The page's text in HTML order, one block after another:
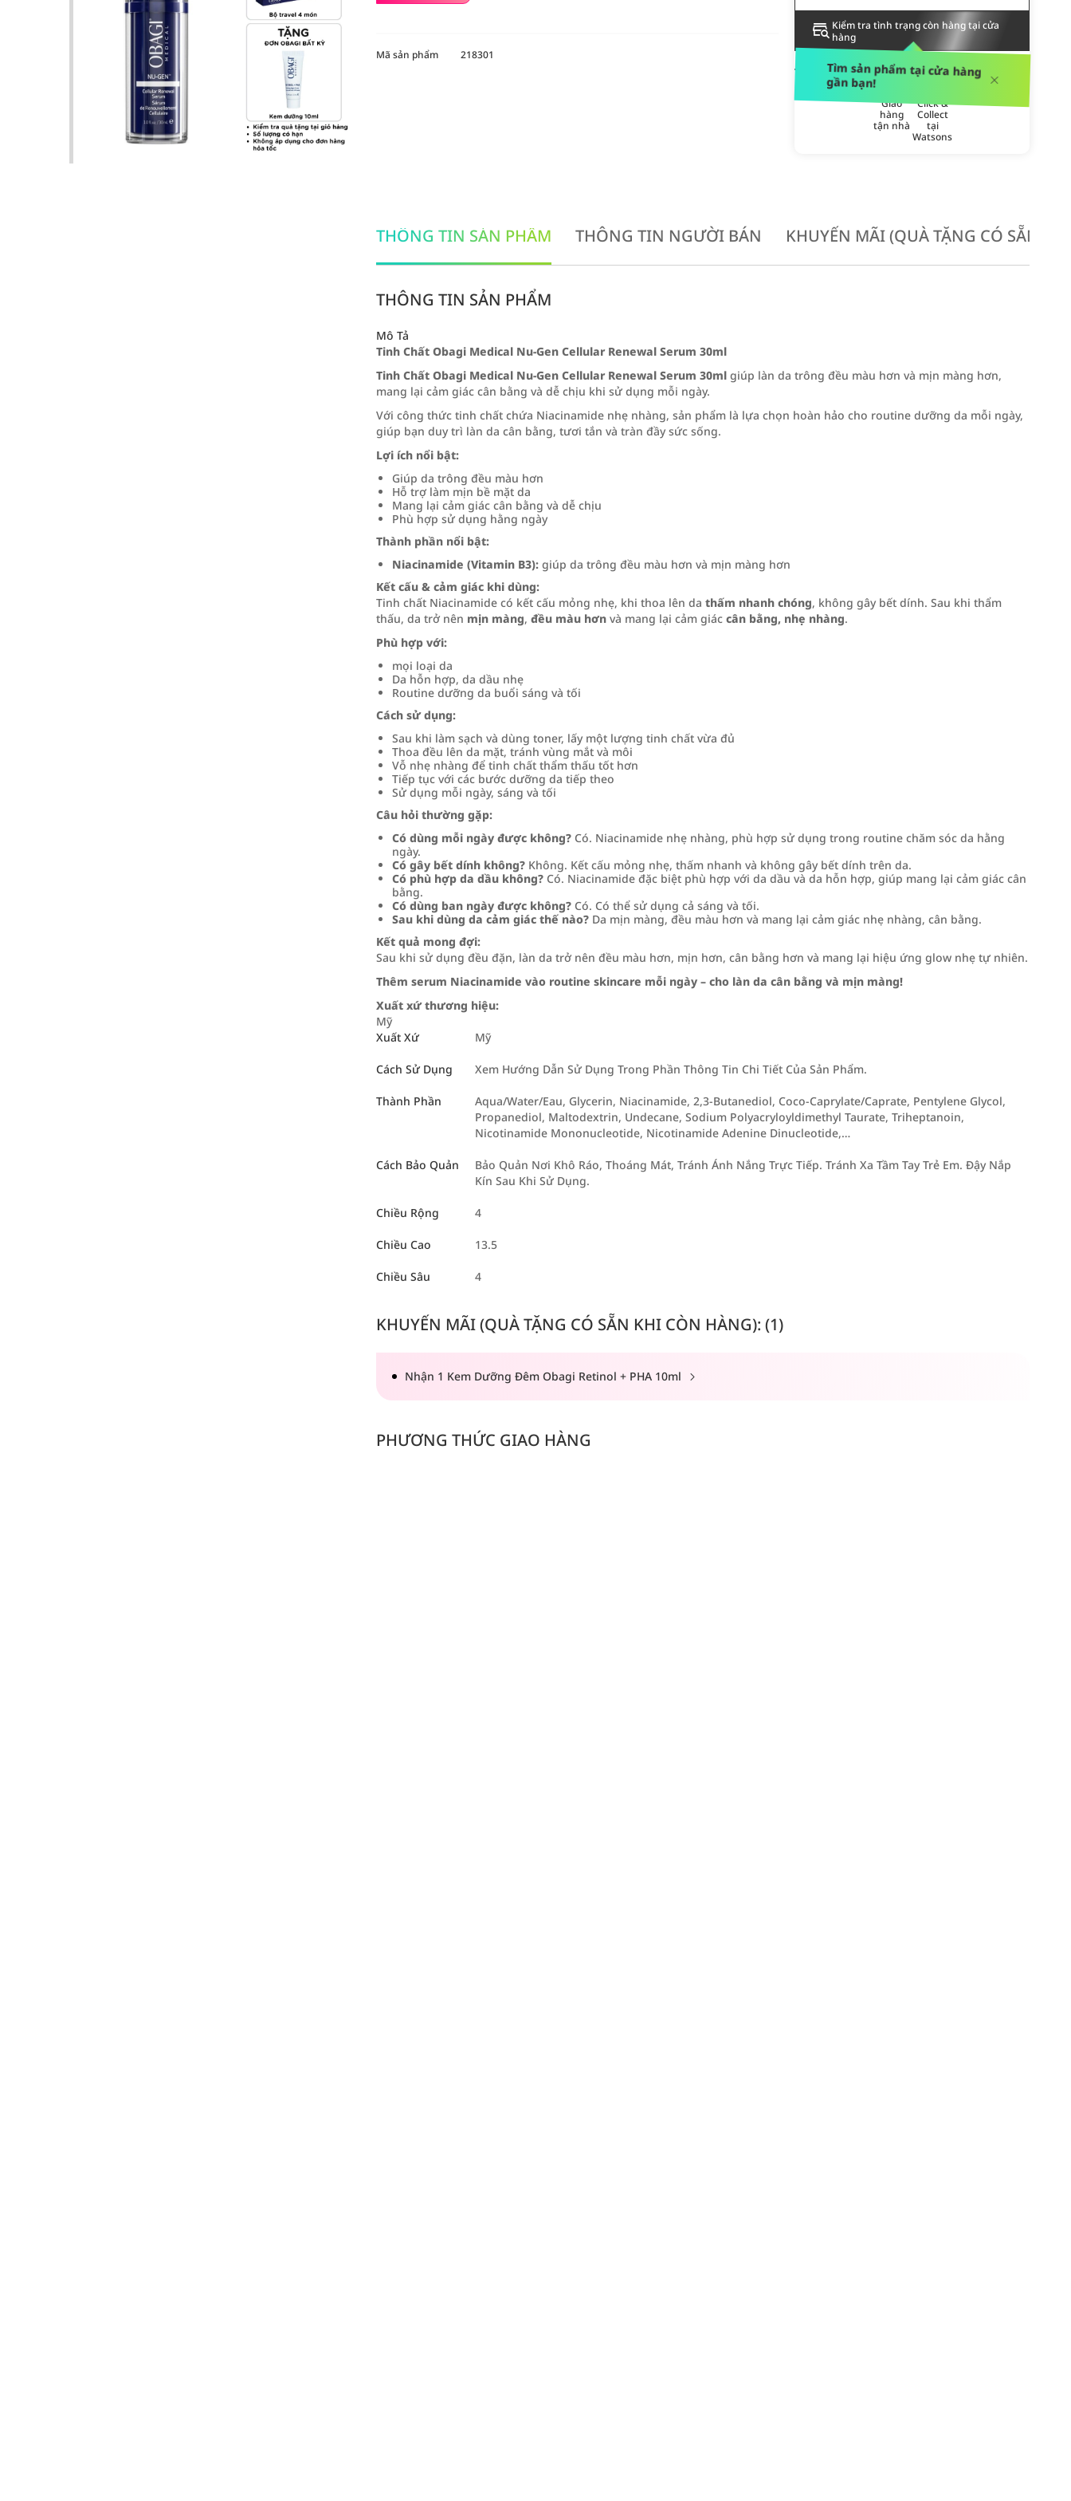
Kiểm tra tình trạng còn hàng tại cửa
hàng
Tìm sản phẩm tại cửa hàng
gần bạn!
PHƯƠNG THỨC GIAO HÀNG
Giao
hàng
tận nhà
Click &
Collect
tại
Watsons
Mã sản phẩm 218301
THÔNG TIN SẢN PHẨM THÔNG TIN NGƯỜI BÁN KHUYẾN MÃI (QUÀ TẶNG CÓ SẴN
THÔNG TIN SẢN PHẨM
Mô Tả
Tinh Chất Obagi Medical Nu-Gen Cellular Renewal Serum 30ml
Tinh Chất Obagi Medical Nu-Gen Cellular Renewal Serum 30ml giúp làn da trông đều màu hơn và mịn màng hơn,
mang lại cảm giác cân bằng và dễ chịu khi sử dụng mỗi ngày.
Với công thức tinh chất chứa Niacinamide nhẹ nhàng, sản phẩm là lựa chọn hoàn hảo cho routine dưỡng da mỗi ngày,
giúp bạn duy trì làn da cân bằng, tươi tắn và tràn đầy sức sống.
Lợi ích nổi bật:
Giúp da trông đều màu hơn
Hỗ trợ làm mịn bề mặt da
Mang lại cảm giác cân bằng và dễ chịu
Phù hợp sử dụng hằng ngày
Thành phần nổi bật:
Niacinamide (Vitamin B3): giúp da trông đều màu hơn và mịn màng hơn
Kết cấu & cảm giác khi dùng:
Tinh chất Niacinamide có kết cấu mỏng nhẹ, khi thoa lên da thấm nhanh chóng, không gây bết dính. Sau khi thẩm
thấu, da trở nên mịn màng, đều màu hơn và mang lại cảm giác cân bằng, nhẹ nhàng.
Phù hợp với:
mọi loại da
Da hỗn hợp, da dầu nhẹ
Routine dưỡng da buổi sáng và tối
Cách sử dụng:
Sau khi làm sạch và dùng toner, lấy một lượng tinh chất vừa đủ
Thoa đều lên da mặt, tránh vùng mắt và môi
Vỗ nhẹ nhàng để tinh chất thẩm thấu tốt hơn
Tiếp tục với các bước dưỡng da tiếp theo
Sử dụng mỗi ngày, sáng và tối
Câu hỏi thường gặp:
Có dùng mỗi ngày được không? Có. Niacinamide nhẹ nhàng, phù hợp sử dụng trong routine chăm sóc da hằng
ngày.
Có gây bết dính không? Không. Kết cấu mỏng nhẹ, thấm nhanh và không gây bết dính trên da.
Có phù hợp da dầu không? Có. Niacinamide đặc biệt phù hợp với da dầu và da hỗn hợp, giúp mang lại cảm giác cân
bằng.
Có dùng ban ngày được không? Có. Có thể sử dụng cả sáng và tối.
Sau khi dùng da cảm giác thế nào? Da mịn màng, đều màu hơn và mang lại cảm giác nhẹ nhàng, cân bằng.
Kết quả mong đợi:
Sau khi sử dụng đều đặn, làn da trở nên đều màu hơn, mịn hơn, cân bằng hơn và mang lại hiệu ứng glow nhẹ tự nhiên.
Thêm serum Niacinamide vào routine skincare mỗi ngày – cho làn da cân bằng và mịn màng!
Xuất xứ thương hiệu:
Mỹ
Xuất Xứ
Mỹ
Cách Sử Dụng Xem Hướng Dẫn Sử Dụng Trong Phần Thông Tin Chi Tiết Của Sản Phẩm.
Thành Phần
Aqua/Water/Eau, Glycerin, Niacinamide, 2,3-Butanediol, Coco-Caprylate/Caprate, Pentylene Glycol,
Propanediol, Maltodextrin, Undecane, Sodium Polyacryloyldimethyl Taurate, Triheptanoin,
Nicotinamide Mononucleotide, Nicotinamide Adenine Dinucleotide,…
Cách Bảo Quản
Bảo Quản Nơi Khô Ráo, Thoáng Mát, Tránh Ánh Nắng Trực Tiếp. Tránh Xa Tầm Tay Trẻ Em. Đậy Nắp
Kín Sau Khi Sử Dụng.
Chiều Rộng 4
Chiều Cao 13.5
Chiều Sâu 4
KHUYẾN MÃI (QUÀ TẶNG CÓ SẴN KHI CÒN HÀNG): (1)
Nhận 1 Kem Dưỡng Đêm Obagi Retinol + PHA 10ml
PHƯƠNG THỨC GIAO HÀNG